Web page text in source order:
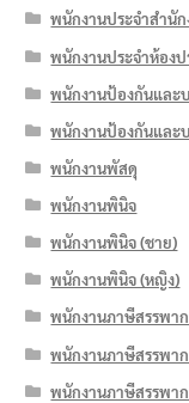
พนักงานประจำสำนัก
พนักงานประจำห้อง
พนักงานป้องกันและ
พนักงานป้องกันและ
พนักงานพัสดุ
พนักงานพินิจ
พนักงานพินิจ (ชาย)
พนักงานพินิจ (หญิง)
พนักงานภาษีสรรพา
พนักงานภาษีสรรพา
พนักงานภาษีสรรพา